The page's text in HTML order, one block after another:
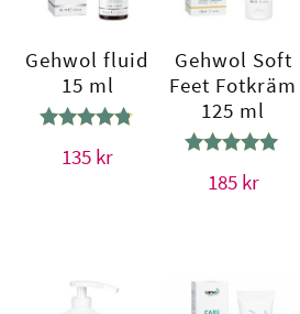
Gehwol fluid
15 ml
4.64
135 kr
Gehwol Soft
Feet Fotkräm
125 ml
5.00
185 kr